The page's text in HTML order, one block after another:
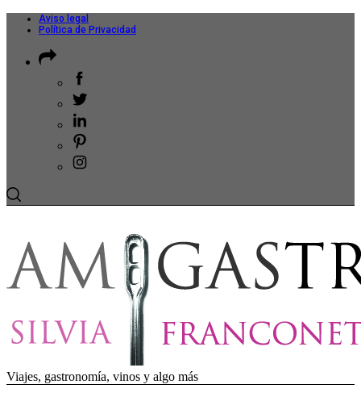
Aviso legal
Política de Privacidad
Viajes, gastronomía, vinos y algo más